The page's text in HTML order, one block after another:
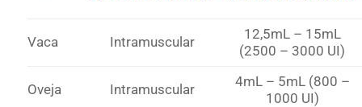
Vaca Intramuscular
12,5mL – 15mL
(2500 – 3000 UI)
Oveja Intramuscular
4mL – 5mL (800 –
1000 UI)